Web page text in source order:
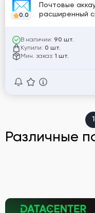
0.0
Почтовые
расширенный
В наличии: 90 шт.
Купили: 0 шт.
Мин. заказ: 1 шт.
1
Различные